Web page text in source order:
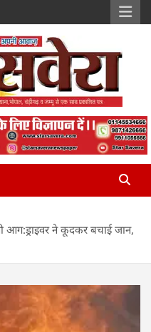
आग:ड्राइवर ने कूदकर बचाई जान,